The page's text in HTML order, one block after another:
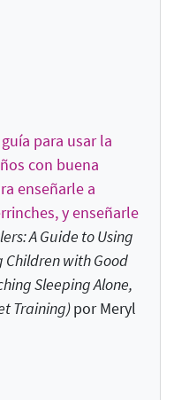
para usar la
con buena
enseñarle a
y enseñarle
A Guide to Using
Children with Good
Sleeping Alone,
Training)por Meryl